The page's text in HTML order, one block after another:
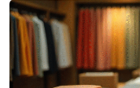
mereka. Booming
Pertumbuhan 2025